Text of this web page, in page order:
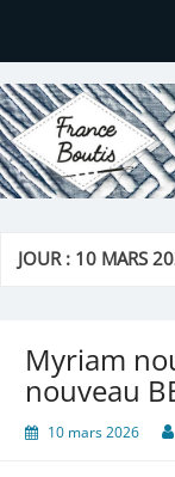
France
Le site de France
JOUR : 10 MARS
Myriam
nouveau
10 mars 2026